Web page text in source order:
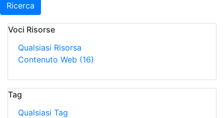
Ricerca
Voci Risorse
Qualsiasi Risorsa
Contenuto Web (16)
Tag
Qualsiasi Tag